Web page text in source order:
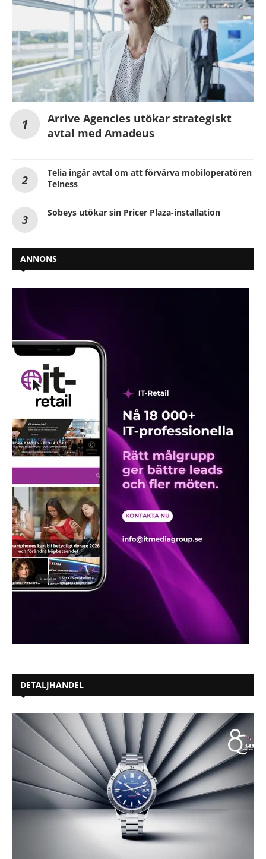
Arrive Agencies utökar strategiskt
avtal med Amadeus
Telia ingår avtal om att förvärva mobiloperatören
Telness
Sobeys utökar sin Pricer Plaza-installation
ANNONS
DETALJHANDEL